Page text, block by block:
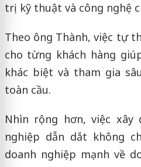
trị kỹ thuật và công nghệ
Theo ông Thành, việc tự
cho từng khách hàng
khác biệt và tham gia
toàn cầu.
Nhìn rộng hơn, việc xây
nghiệp dẫn dắt không
doanh nghiệp mạnh về